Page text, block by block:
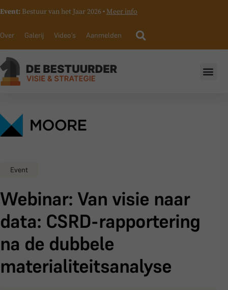
Event: Bestuur van het Jaar 2026 • Meer info
Over Galerij Video’s Aanmelden
Event
Webinar: Van visie naar
data: CSRD-rapportering
na de dubbele
materialiteitsanalyse